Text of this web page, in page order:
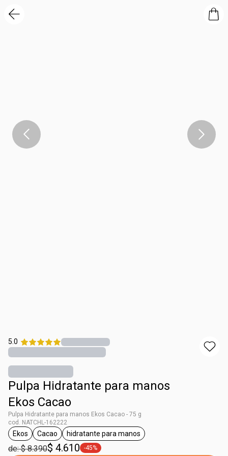
5.0
Pulpa Hidratante para manos
Ekos Cacao
Pulpa Hidratante para manos Ekos Cacao - 75 g
cod. NATCHL-162222
general.tag Ekos
Ekos
general.tag Cacao
Cacao
general.tag hidratante para manos
hidratante para manos
de: $ 8.390$ 4.610 general.tag -45%
-45%